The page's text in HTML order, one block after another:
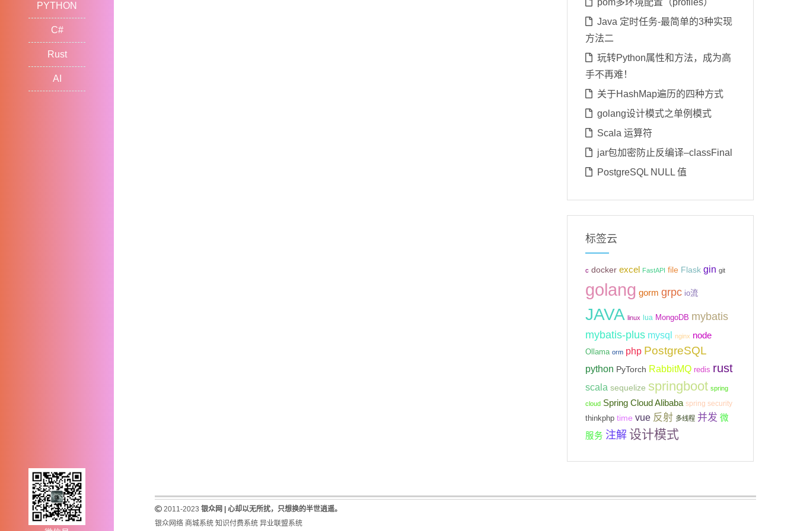
PYTHON
C#
Rust
AI
pom多环境配置（profiles）
Java 定时任务-最简单的3种实现
方法二
玩转Python属性和方法，成为高
手不再难！
关于HashMap遍历的四种方式
golang设计模式之单例模式
Scala 运算符
jar包加密防止反编译–classFinal
PostgreSQL NULL 值
标签云
c docker excel FastAPI file Flask gin git
golang gorm grpc io流
JAVA linux lua MongoDB mybatis
mybatis-plus mysql nginx node
Ollama orm php PostgreSQL
python PyTorch RabbitMQ redis rust
scala sequelize springboot spring
cloud Spring Cloud Alibaba spring security
thinkphp time vue 反射 多线程 并发 微
服务 注解 设计模式
2011-2023银众网 | 心却以无所扰，只想换的半世逍遥。
银众网络 商城系统 知识付费系统 异业联盟系统